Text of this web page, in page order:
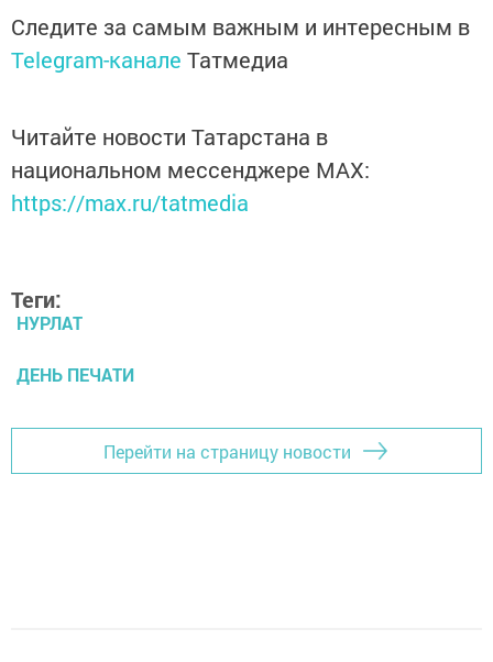
Следите за самым важным и интересным в
Telegram-канале Татмедиа
Читайте новости Татарстана в
национальном мессенджере MАХ:
https://max.ru/tatmedia
Теги:
НУРЛАТ
ДЕНЬ ПЕЧАТИ
Перейти на страницу новости